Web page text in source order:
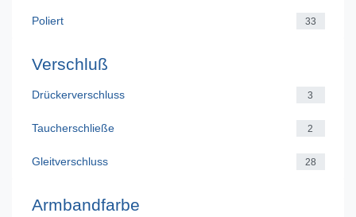
Poliert 33
Verschluß
Drückerverschluss 3
Taucherschließe 2
Gleitverschluss 28
Armbandfarbe